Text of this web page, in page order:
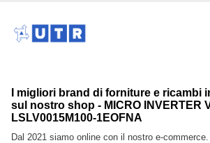
I migliori brand di forniture e ricambi
sul nostro shop - MICRO INVERTER
LSLV0015M100-1EOFNA
Dal 2021 siamo online con il nostro e-